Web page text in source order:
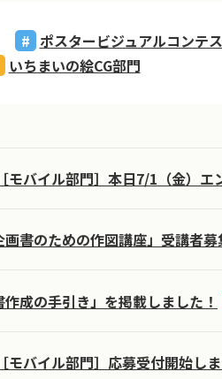
ポスタービジュアルコンテ
いちまいの絵CG部門
モバイル部門］本日7/1（金）エ
書のための作図講座」受講者募
成の手引き」を掲載しました！
モバイル部門］応募受付開始しま